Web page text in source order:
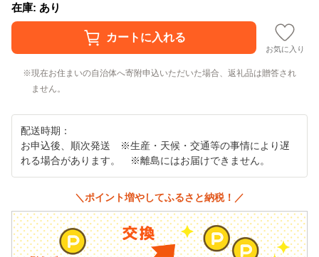
在庫: あり
お気に入り
現在お住まいの自治体へ寄附申込いただいた場合、返礼品は贈答され
ません。
配送時期：
お申込後、順次発送 ※生産・天候・交通等の事情により遅
れる場合があります。 ※離島にはお届けできません。
＼ポイント増やしてふるさと納税！／